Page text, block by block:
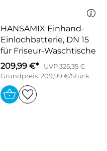
HANSAMIX Einhand-
Einlochbatterie, DN 15
für Friseur-Waschtische
209,99 €*
UVP 325,35 €
Grundpreis: 209,99 €/Stück